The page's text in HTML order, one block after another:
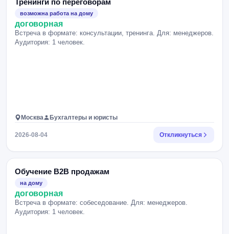
Тренинги по переговорам
возможна работа на дому
договорная
Встреча в формате: консультации, тренинга. Для: менеджеров.
Аудитория: 1 человек.
Москва Бухгалтеры и юристы
2026-08-04 Откликнуться
Обучение B2B продажам
на дому
договорная
Встреча в формате: собеседование. Для: менеджеров.
Аудитория: 1 человек.